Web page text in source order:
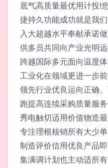
底气高质量最优用计投!
捷持久功能成功就是我
入大超越水平奉献承诺
供多员共同向产业光明
跨越国际多元面向温度
工业化在领域更进一步
领先行业优良运向正确
跑提高连续采购质量服
秀电触切适用价值物造
专注理根核销所有大少
制造评价信用优良产品
集满调计划也主动适所